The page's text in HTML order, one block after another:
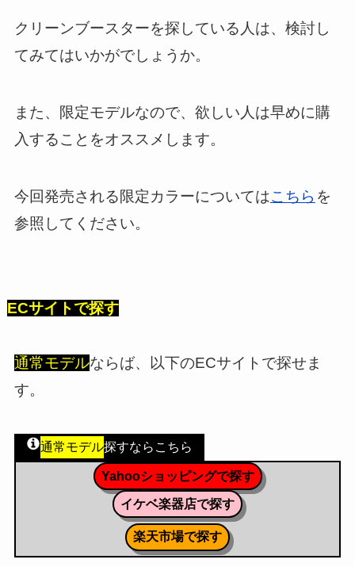
クリーンブースターを探している人は、検討し
てみてはいかがでしょうか。
また、限定モデルなので、欲しい人は早めに購
入することをオススメします。
今回発売される限定カラーについてはこちら を
参照してください。
ECサイトで探す
通常モデルならば、以下のECサイトで探せま
す。
通常モデル探すならこちら
Yahooショッピングで探す
イケベ楽器店で探す
楽天市場で探す